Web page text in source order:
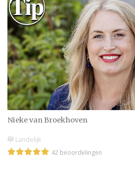
Nieke van Broekhoven
Landelijk
42 beoordelingen